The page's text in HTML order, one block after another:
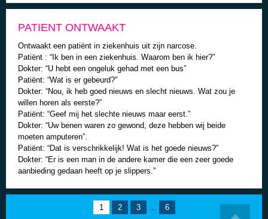
PATIENT ONTWAAKT
Ontwaakt een patiënt in ziekenhuis uit zijn narcose.
Patiënt : “Ik ben in een ziekenhuis. Waarom ben ik hier?”
Dokter: “U hebt een ongeluk gehad met een bus”
Patiënt: “Wat is er gebeurd?”
Dokter: “Nou, ik heb goed nieuws en slecht nieuws. Wat zou je
willen horen als eerste?”
Patiënt: “Geef mij het slechte nieuws maar eerst.”
Dokter: “Uw benen waren zo gewond, deze hebben wij beide
moeten amputeren”.
Patiënt: “Dat is verschrikkelijk! Wat is het goede nieuws?”
Dokter: “Er is een man in de andere kamer die een zeer goede
aanbieding gedaan heeft op je slippers.”
1 2 3 … 6